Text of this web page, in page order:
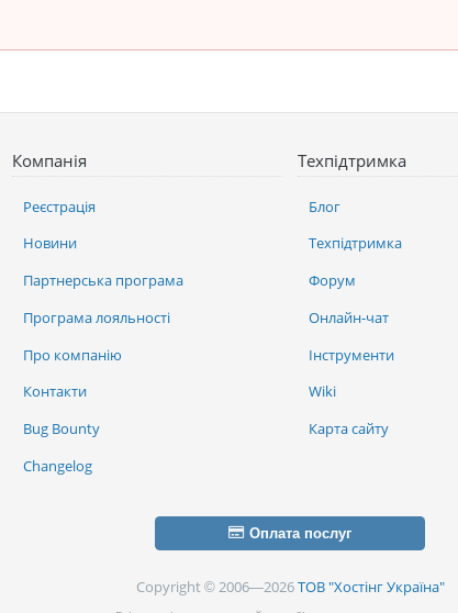
Компанія
Реєстрація
Новини
Партнерська програма
Програма лояльності
Про компанію
Контакти
Bug Bounty
Changelog
Техпідтримка
Блог
Техпідтримка
Форум
Онлайн-чат
Інструменти
Wiki
Карта сайту
Оплата послуг
Copyright © 2006—2026ТОВ "Хостінг Україна"